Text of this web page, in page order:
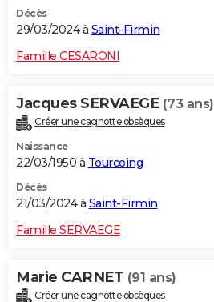
Décès
29/03/2024 à Saint-Firmin
Famille CESARONI
Jacques SERVAEGE (73 ans)
Créer une cagnotte obsèques
Naissance
22/03/1950 à Tourcoing
Décès
21/03/2024 à Saint-Firmin
Famille SERVAEGE
Marie CARNET (91 ans)
Créer une cagnotte obsèques